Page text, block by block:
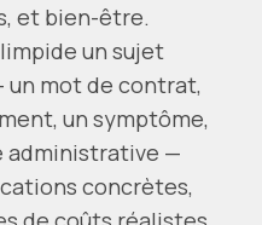
et bien-être.
un sujet
un mot de contrat,
un symptôme,
administrative —
concrètes,